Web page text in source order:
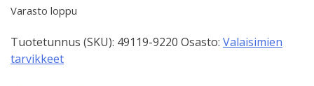
Varasto loppu
Tuotetunnus (SKU): 49119-9220 Osasto: Valaisimien
tarvikkeet